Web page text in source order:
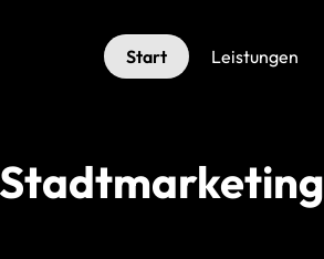
Start Leistungen
Stadtmarketing